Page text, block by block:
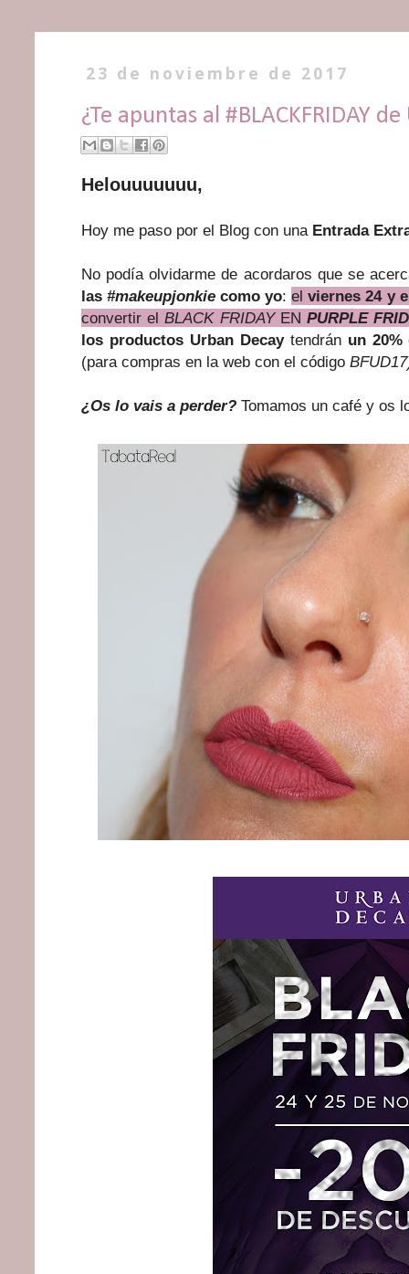
23 de noviembre de 2017
¿Te apuntas al #BLACKFRIDAY
Helouuuuuuu,
Hoy me paso por el Blog con una Entrada
No podía olvidarme de acordaros que se
las#makeupjonkie como yo:elviernes 24 y
convertir elBLACK FRIDAYEN PURPLE
los productos Urban Decaytendránun 20%
(para compras en la web con el código
¿Os lo vais a perder? Tomamos un café y os